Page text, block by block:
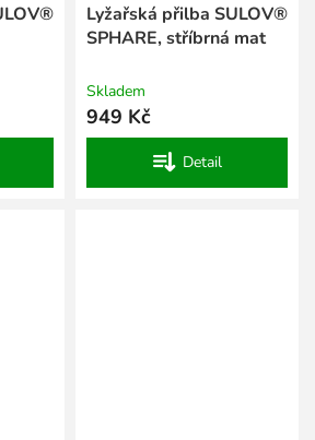
Lyžařská přilba SULOV®
SPHARE, stříbrná mat
Skladem
949 Kč
Detail